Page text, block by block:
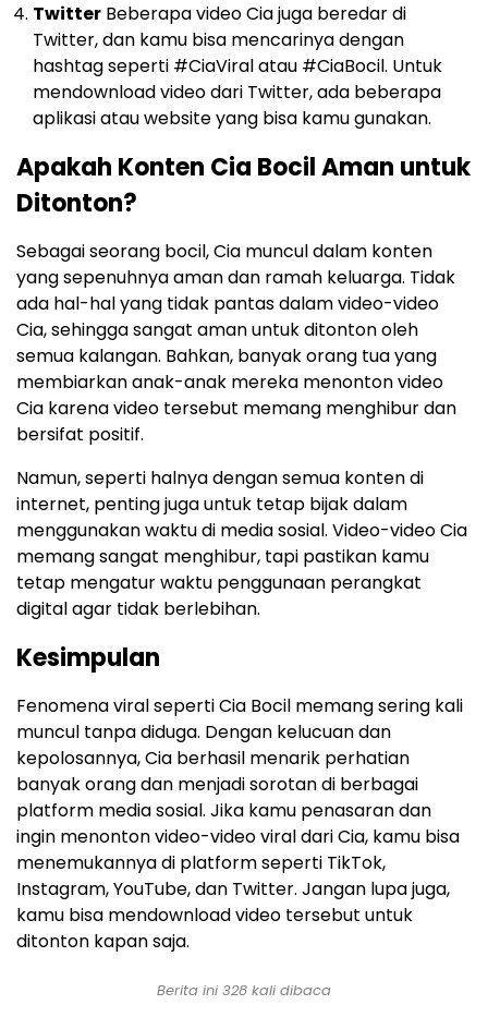
Twitter Beberapa video Cia juga beredar di
Twitter, dan kamu bisa mencarinya dengan
hashtag seperti #CiaViral atau #CiaBocil. Untuk
mendownload video dari Twitter, ada beberapa
aplikasi atau website yang bisa kamu gunakan.
Apakah Konten Cia Bocil Aman untuk
Ditonton?
Sebagai seorang bocil, Cia muncul dalam konten
yang sepenuhnya aman dan ramah keluarga. Tidak
ada hal-hal yang tidak pantas dalam video-video
Cia, sehingga sangat aman untuk ditonton oleh
semua kalangan. Bahkan, banyak orang tua yang
membiarkan anak-anak mereka menonton video
Cia karena video tersebut memang menghibur dan
bersifat positif.
Namun, seperti halnya dengan semua konten di
internet, penting juga untuk tetap bijak dalam
menggunakan waktu di media sosial. Video-video Cia
memang sangat menghibur, tapi pastikan kamu
tetap mengatur waktu penggunaan perangkat
digital agar tidak berlebihan.
Kesimpulan
Fenomena viral seperti Cia Bocil memang sering kali
muncul tanpa diduga. Dengan kelucuan dan
kepolosannya, Cia berhasil menarik perhatian
banyak orang dan menjadi sorotan di berbagai
platform media sosial. Jika kamu penasaran dan
ingin menonton video-video viral dari Cia, kamu bisa
menemukannya di platform seperti TikTok,
Instagram, YouTube, dan Twitter. Jangan lupa juga,
kamu bisa mendownload video tersebut untuk
ditonton kapan saja.
Berita ini 328 kali dibaca